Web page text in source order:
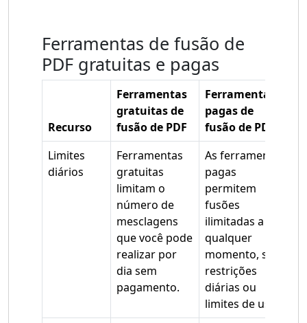
Ferramentas de fusão de
PDF gratuitas e pagas
Recurso
Ferramentas
gratuitas de
fusão de PDF
Ferramentas
pagas de
fusão de PDF
Limites
diários
Ferramentas
gratuitas
limitam o
número de
mesclagens
que você pode
realizar por
dia sem
pagamento.
As ferramentas
pagas
permitem
fusões
ilimitadas a
qualquer
momento, sem
restrições
diárias ou
limites de uso.